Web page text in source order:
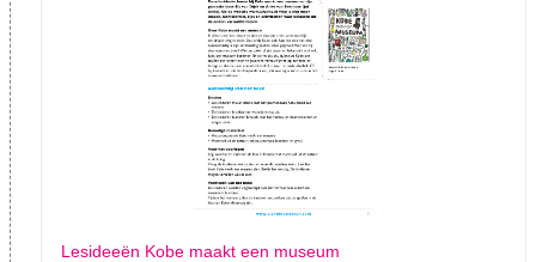
Lesideeën Kobe maakt een museum